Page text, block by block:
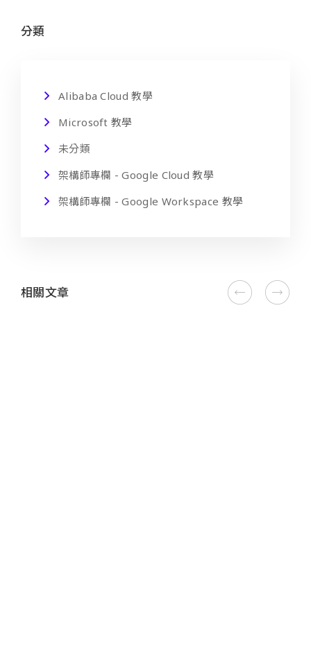
分類
Alibaba Cloud 教學
Microsoft 教學
未分類
架構師專欄 - Google Cloud 教學
架構師專欄 - Google Workspace 教學
相關文章